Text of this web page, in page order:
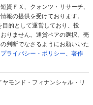
資ＦＸ、クォンツ・リサーチ、
報の提供を受けております。
的として運営しており、投
りません。通貨ペアの選択、売
判断でなさるようにお願いいた
プライバシー・ポリシー、著作
モンド・フィナンシャル・リ